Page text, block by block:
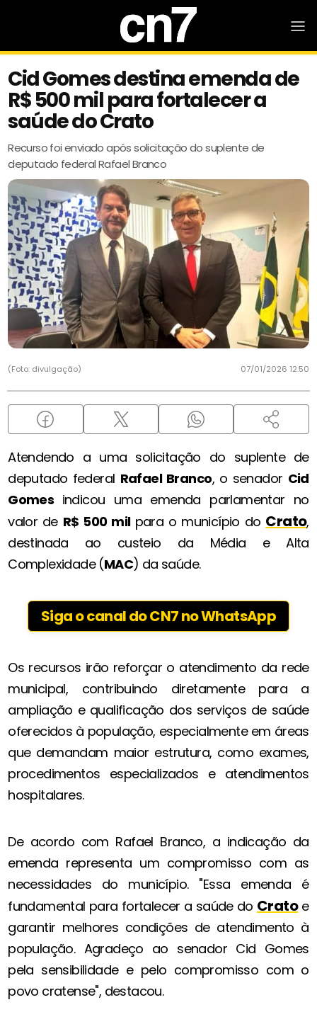
Cid Gomes destina emenda de
R$ 500 mil para fortalecer a
saúde do Crato
Recurso foi enviado após solicitação do suplente de
deputado federal Rafael Branco
(Foto: divulgação) 07/01/2026 12:50
Atendendo a uma solicitação do suplente de
deputado federal Rafael Branco, o senador Cid
Gomes indicou uma emenda parlamentar no
valor de R$ 500 mil para o município do Crato,
destinada ao custeio da Média e Alta
Complexidade (MAC) da saúde.
Siga o canal do CN7 no WhatsApp
Os recursos irão reforçar o atendimento da rede
municipal, contribuindo diretamente para a
ampliação e qualificação dos serviços de saúde
oferecidos à população, especialmente em áreas
que demandam maior estrutura, como exames,
procedimentos especializados e atendimentos
hospitalares.
De acordo com Rafael Branco, a indicação da
emenda representa um compromisso com as
necessidades do município. "Essa emenda é
fundamental para fortalecer a saúde do Cratoe
garantir melhores condições de atendimento à
população. Agradeço ao senador Cid Gomes
pela sensibilidade e pelo compromisso com o
povo cratense", destacou.